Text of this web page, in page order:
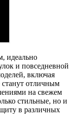
идеально
и повседневной
включая
отличным
на свежем
стильные, но и
в различных